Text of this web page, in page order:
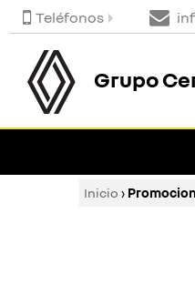
Teléfonos
Grupo
Inicio ›